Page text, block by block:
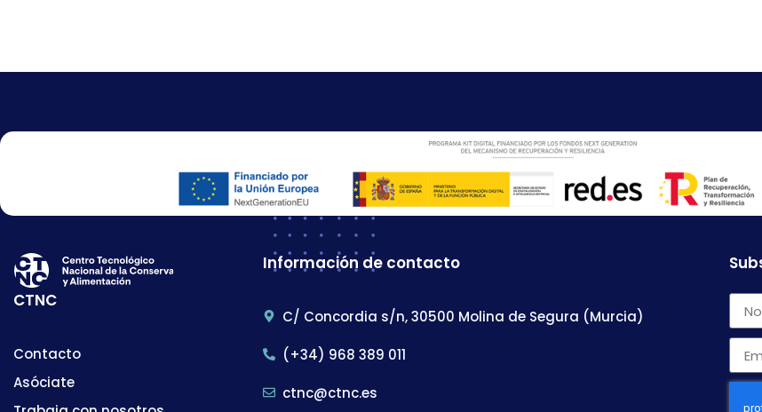
CTNC
Contacto
Asóciate
Información de contacto
C/ Concordia s/n, 30500 Molina de Segura (Murcia)
(+34) 968 389 011
ctnc@ctnc.es